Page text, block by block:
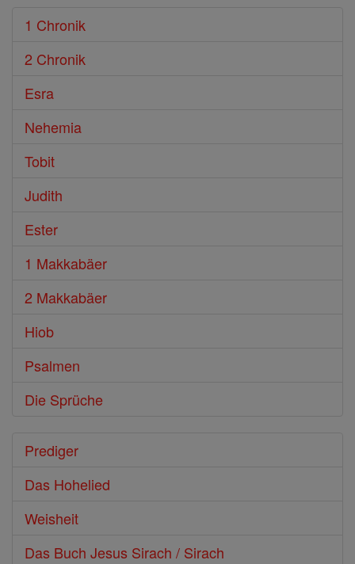
1 Chronik
2 Chronik
Esra
Nehemia
Tobit
Judith
Ester
1 Makkabäer
2 Makkabäer
Hiob
Psalmen
Die Sprüche
Prediger
Das Hohelied
Weisheit
Das Buch Jesus Sirach / Sirach